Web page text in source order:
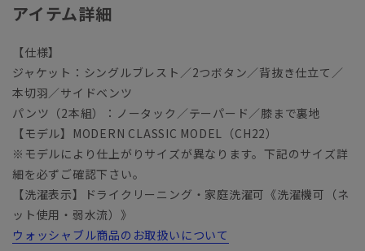
アイテム詳細
【仕様】
ジャケット：シングルブレスト／2つボタン／背抜き仕立て／
本切羽／サイドベンツ
パンツ（2本組）：ノータック／テーパード／膝まで裏地
【モデル】MODERN CLASSIC MODEL（CH22）
※モデルにより仕上がりサイズが異なります。下記のサイズ詳
細を必ずご確認下さい。
【洗濯表示】ドライクリーニング・家庭洗濯可《洗濯機可（ネ
ット使用・弱水流）》
ウォッシャブル商品のお取扱いについて